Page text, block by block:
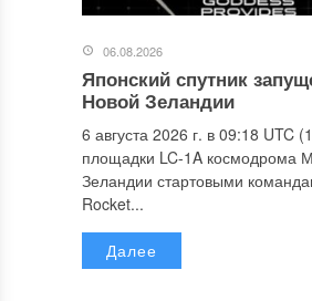
06.08.2026
Японский спутник
Новой Зеландии
6 августа 2026 г. в 09:18 UTC
площадки LC-1A космодрома
Зеландии стартовыми
Rocket...
Далее